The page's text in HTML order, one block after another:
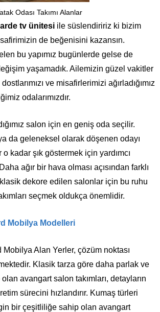
Odası Takımı Alanlar
tv ünitesi ile süslendiririz ki bizim
de beğenisini kazansın.
bu yapımız bugünlerde gelse de
yaşamadık. Ailemizin güzel vakitler
ve misafirlerimizi ağırladığımız
odalarımızdır.
salon için en geniş oda seçilir.
da geleneksel olarak döşenen odayı
kadar şık göstermek için yardımcı
ağır bir hava olması açısından farklı
dekore edilen salonlar için bu ruhu
seçmek oldukça önemlidir.
Mobilya Modelleri
Mobilya Alan Yerler, çözüm noktası
Klasik tarza göre daha parlak ve
avangart salon takımları, detayların
sürecini hızlandırır. Kumaş türleri
bir çeşitliliğe sahip olan avangart